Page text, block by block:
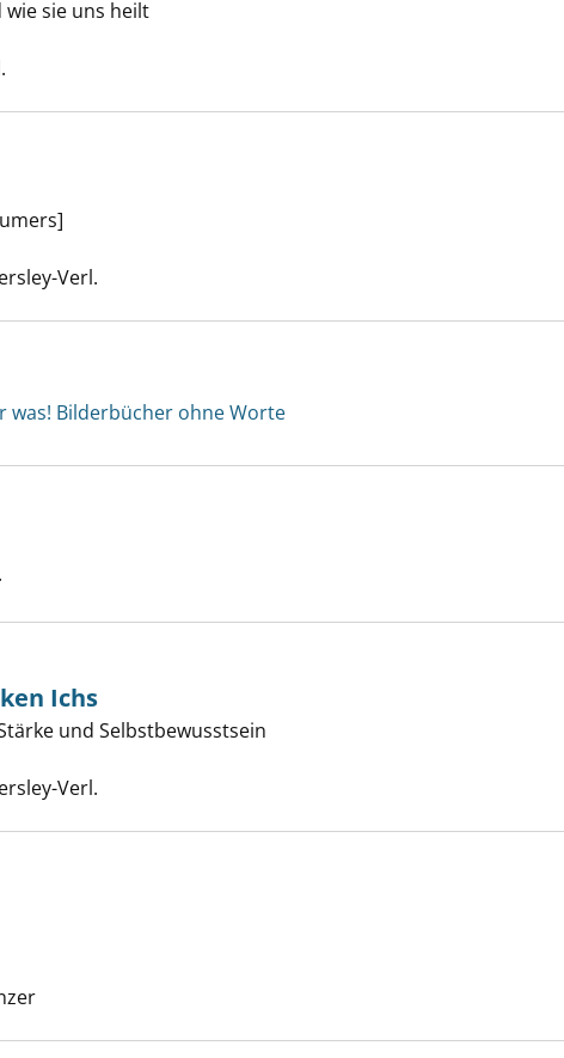
anzeigen
sie uns heilt
anzeigen
Verl.
was! Bilderbücher ohne Worte
starken Ichs anzeigen
Ichs
und Selbstbewusstsein
Verl.